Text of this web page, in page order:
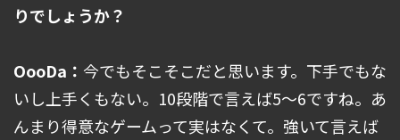
りでしょうか？
OooDa： 今でもそこそこだと思います。下手でもな
いし上手くもない。10段階で言えば5～6ですね。あ
んまり得意なゲームって実はなくて。強いて言えば